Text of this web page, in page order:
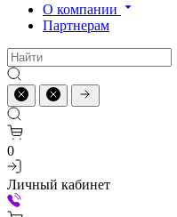
О компании
Партнерам
0
Личный кабинет